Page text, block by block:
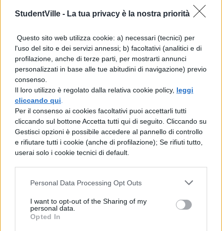
StudentVille - La tua privacy è la nostra priorità
Questo sito web utilizza cookie: a) necessari (tecnici) per
l'uso del sito e dei servizi annessi; b) facoltativi (analitici e di
profilazione, anche di terze parti, per mostrarti annunci
personalizzati in base alle tue abitudini di navigazione) previo
consenso.
Il loro utilizzo è regolato dalla relativa cookie policy, leggi
cliccando qui
Per il consenso ai cookies facoltativi puoi accettarli tutti
cliccando sul bottone Accetta tutti qui di seguito. Cliccando su
Gestisci opzioni è possibile accedere al pannello di controllo
e rifiutare tutti i cookie (anche di profilazione); Se rifiuti tutto,
userai solo i cookie tecnici di default.
Personal Data Processing Opt Outs
I want to opt-out of the Sharing of my
personal data.
Opted In
Serena è una giovane architetto di origini
carriera a Londra. Il mondo del lavoro
italiano però non è accogliente e, per riuscire
a farcela, è costretta a fingersi uomo. Il suo
progetto sul quartiere di Corviale verrà
presentato da Francesco, il proprietario del
ristorante presso cui lavora con il quale
stringerà una profonda amicizia.
Quo vado? (2016)
ancora con la sua famiglia e ha un unico